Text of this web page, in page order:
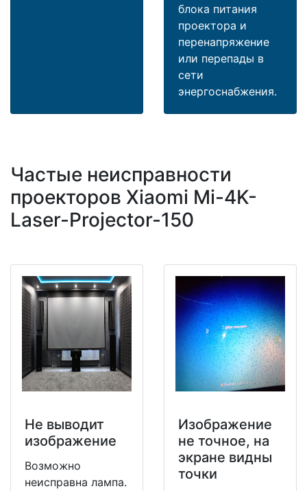
блока питания
проектора и
перенапряжение
или перепады в
сети
энергоснабжения.
Частые неисправности
проекторов Xiaomi Mi-4K-
Laser-Projector-150
Не выводит
изображение
Возможно
неисправна лампа.
Изображение
не точное, на
экране видны
точки